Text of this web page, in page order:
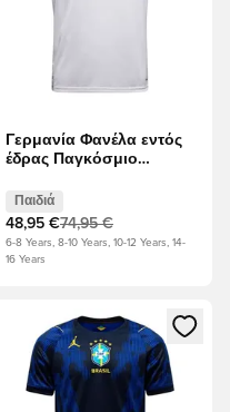
Γερμανία Φανέλα εντός
έδρας Παγκόσμιο
Παιδιά
48,95 €74,95 €
6-8 Years, 8-10 Years, 10-12 Years, 14-
16 Years
ή να εγγραφείτε ως
Ανοίγει ένα Modal για να